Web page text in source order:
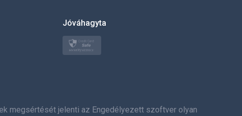
Türkçe
Norsk
Jóváhagyta
megsértését jelenti az Engedélyezett szoftver olyan